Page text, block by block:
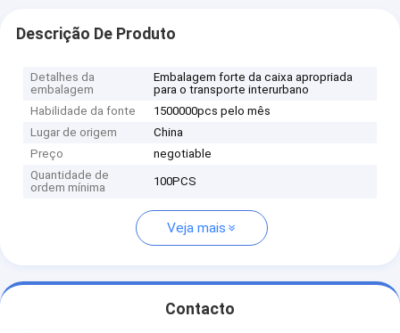
Descrição De Produto
Detalhes da
embalagem
Embalagem forte da caixa apropriada
para o transporte interurbano
Habilidade da fonte
1500000pcs pelo mês
Lugar de origem
China
Preço
negotiable
Quantidade de
ordem mínima
100PCS
Veja mais
Contacto